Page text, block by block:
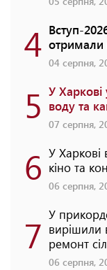
4 Вступ-
отримали
04 серпня,
5 У Харкові
воду та
07 серпня,
6 У Харкові
кіно та
06 серпня,
7 У
вирішили
ремонт
06 серпня,